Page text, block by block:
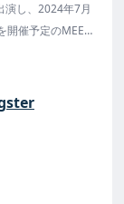
演し、2024年7月
開催予定のMEEN
も出演するタ
が決定！